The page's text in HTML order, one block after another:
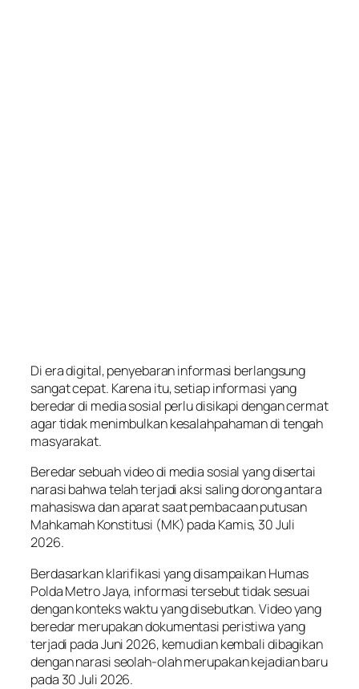
Di era digital, penyebaran informasi berlangsung
sangat cepat. Karena itu, setiap informasi yang
beredar di media sosial perlu disikapi dengan cermat
agar tidak menimbulkan kesalahpahaman di tengah
masyarakat.
Beredar sebuah video di media sosial yang disertai
narasi bahwa telah terjadi aksi saling dorong antara
mahasiswa dan aparat saat pembacaan putusan
Mahkamah Konstitusi (MK) pada Kamis, 30 Juli
2026.
Berdasarkan klarifikasi yang disampaikan Humas
Polda Metro Jaya, informasi tersebut tidak sesuai
dengan konteks waktu yang disebutkan. Video yang
beredar merupakan dokumentasi peristiwa yang
terjadi pada Juni 2026, kemudian kembali dibagikan
dengan narasi seolah-olah merupakan kejadian baru
pada 30 Juli 2026.